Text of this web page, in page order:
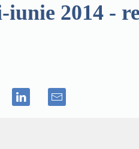
2014 -